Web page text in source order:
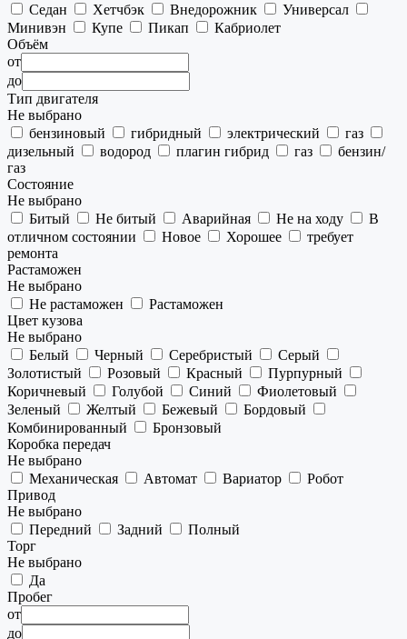
Седан
Хетчбэк Внедорожник
Универсал
Минивэн
Купе Пикап
Кабриолет
Объём
от
до
Тип двигателя
Не выбрано
бензиновый
гибридный электрический
газ
дизельный
водород плагин гибрид газ
бензин/
газ
Состояние
Не выбрано
Битый
Не битый Аварийная Не на ходу
В
отличном состоянии
Новое Хорошее
требует
ремонта
Растаможен
Не выбрано
Не растаможен
Растаможен
Цвет кузова
Не выбрано
Белый
Черный Серебристый
Серый
Золотистый
Розовый Красный
Пурпурный
Коричневый
Голубой Синий
Фиолетовый
Зеленый
Желтый Бежевый
Бордовый
Комбинированный
Бронзовый
Коробка передач
Не выбрано
Механическая
Автомат Вариатор
Робот
Привод
Не выбрано
Передний
Задний
Полный
Торг
Не выбрано
Да
Пробег
от
до